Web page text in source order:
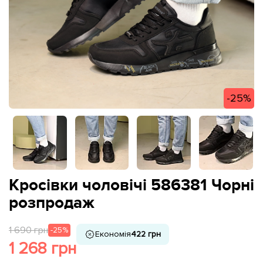
-25%
Кросівки чоловічі 586381 Чорні
розпродаж
1 690 грн -25%
1 268 грн
Економія422 грн